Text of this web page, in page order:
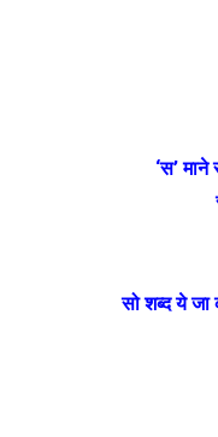
‘स’
सो शब्द ये